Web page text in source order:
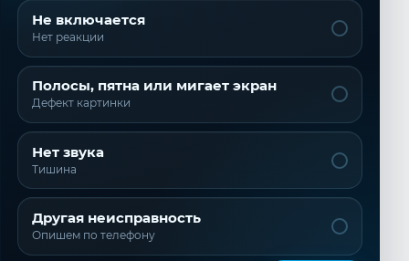
Не включается
Нет реакции
Полосы, пятна или мигает экран
Дефект картинки
Нет звука
Тишина
Другая неисправность
Опишем по телефону